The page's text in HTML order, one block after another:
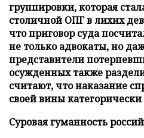
группировки, которая
столичной ОПГ в лихих
что приговор суда
не только адвокаты, но
представители
осужденных также
считают, что наказание
своей вины
Суровая гуманность